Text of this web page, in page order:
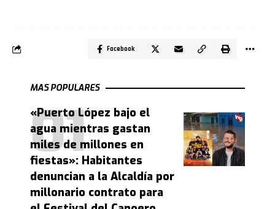
Facebook
MAS POPULARES
«Puerto López bajo el
agua mientras gastan
miles de millones en
fiestas»: Habitantes
denuncian a la Alcaldía por
millonario contrato para